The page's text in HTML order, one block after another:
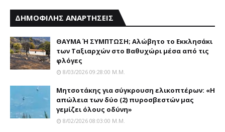
ΔΗΜΟΦΙΛΗΣ ΑΝΑΡΤΗΣΕΙΣ
ΘΑΥΜΑ Ή ΣΥΜΠΤΩΣΗ; Aλώβητο το Eκκλησάκι
των Tαξιαρχών στο Bαθυχώρι μέσα από τις
φλόγες
8/03/2026 09:28:00 Μ.μ.
Μητσοτάκης για σύγκρουση ελικοπτέρων: «Η
απώλεια των δύο (2) πυροσβεστών μας
γεμίζει όλους οδύνη»
8/02/2026 08:03:00 Μ.μ.